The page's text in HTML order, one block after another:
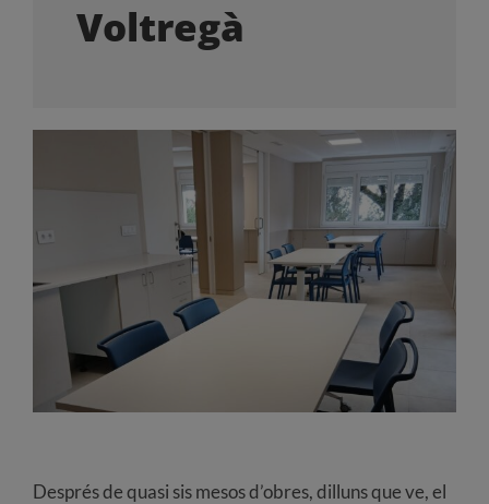
Voltregà
Després de quasi sis mesos d’obres, dilluns que ve, el